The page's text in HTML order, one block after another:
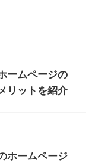
ームページの
リットを紹介
ホームページ